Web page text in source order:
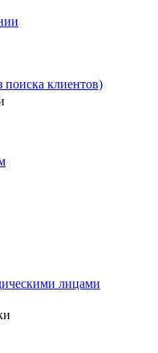
клиентов)
лицами